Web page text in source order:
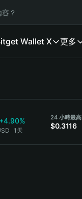
？
Wallet X 更多
+4.90%
1天
24 小時最高
$0.3116